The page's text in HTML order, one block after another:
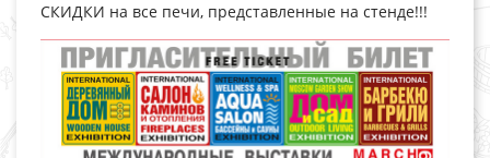
СКИДКИ на все печи, представленные на стенде!!!